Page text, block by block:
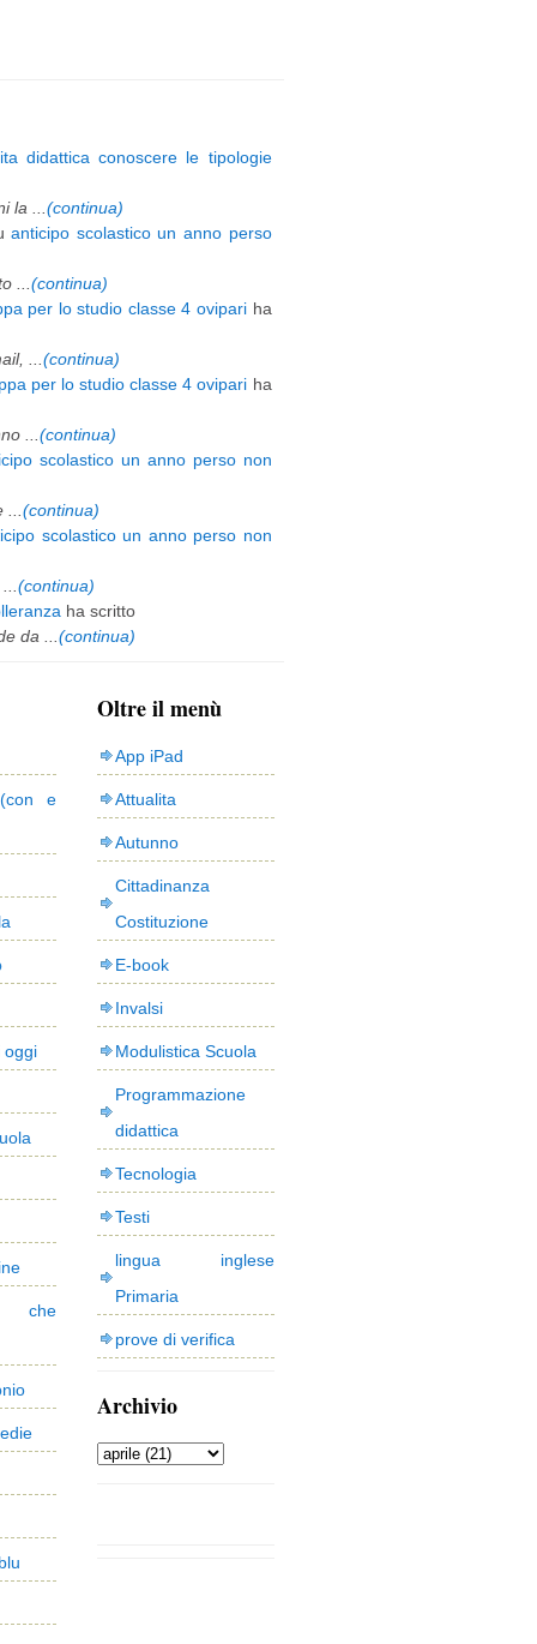
didattica conoscere le tipologie
la ... (continua)
anticipo scolastico un anno perso
... (continua)
per lo studio classe 4 ovipariha
... (continua)
per lo studio classe 4 ovipari ha
... (continua)
scolastico un anno perso non
(continua)
scolastico un anno perso non
(continua)
ha scritto
da ... (continua)
e
oggi
che
Oltre il menù
App iPad
Attualita
Autunno
Cittadinanza
Costituzione
E-book
Invalsi
Modulistica Scuola
Programmazione
didattica
Tecnologia
Testi
lingua inglese
Primaria
prove di verifica
Archivio